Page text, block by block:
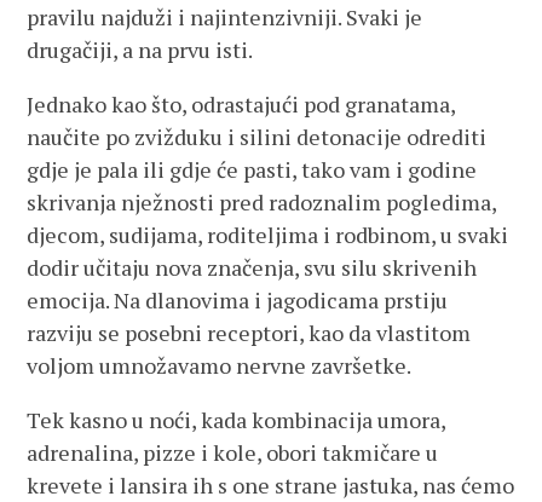
pravilu najduži i najintenzivniji. Svaki je
drugačiji, a na prvu isti.
Jednako kao što, odrastajući pod granatama,
naučite po zvižduku i silini detonacije odrediti
gdje je pala ili gdje će pasti, tako vam i godine
skrivanja nježnosti pred radoznalim pogledima,
djecom, sudijama, roditeljima i rodbinom, u svaki
dodir učitaju nova značenja, svu silu skrivenih
emocija. Na dlanovima i jagodicama prstiju
razviju se posebni receptori, kao da vlastitom
voljom umnožavamo nervne završetke.
Tek kasno u noći, kada kombinacija umora,
adrenalina, pizze i kole, obori takmičare u
krevete i lansira ih s one strane jastuka, nas ćemo